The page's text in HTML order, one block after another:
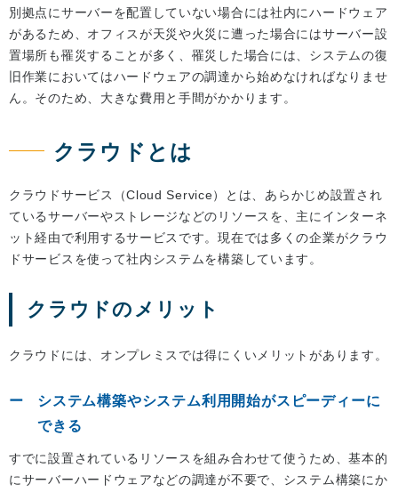
別拠点にサーバーを配置していない場合には社内にハードウェア
があるため、オフィスが天災や火災に遭った場合にはサーバー設
置場所も罹災することが多く、罹災した場合には、システムの復
旧作業においてはハードウェアの調達から始めなければなりませ
ん。そのため、大きな費用と手間がかかります。
クラウドとは
クラウドサービス（Cloud Service）とは、あらかじめ設置され
ているサーバーやストレージなどのリソースを、主にインターネ
ット経由で利用するサービスです。現在では多くの企業がクラウ
ドサービスを使って社内システムを構築しています。
クラウドのメリット
クラウドには、オンプレミスでは得にくいメリットがあります。
システム構築やシステム利用開始がスピーディーに
できる
すでに設置されているリソースを組み合わせて使うため、基本的
にサーバーハードウェアなどの調達が不要で、システム構築にか